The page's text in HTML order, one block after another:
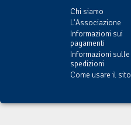
Chi siamo
L'Associazione
Informazioni sui
pagamenti
Informazioni sulle
spedizioni
Come usare il sito